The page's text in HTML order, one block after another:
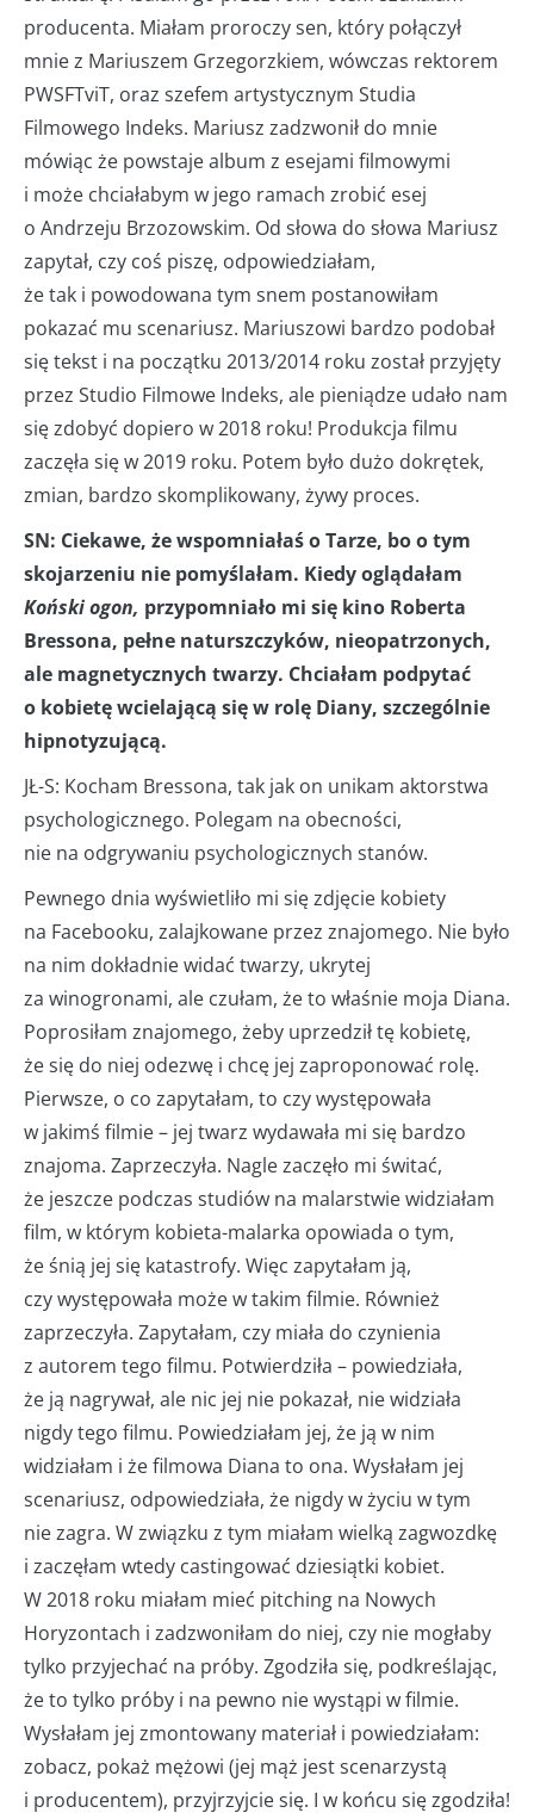
producenta. Miałam proroczy sen, który połączył
mnie z Mariuszem Grzegorzkiem, wówczas rektorem
PWSFTviT, oraz szefem artystycznym Studia
Filmowego Indeks. Mariusz zadzwonił do mnie
mówiąc że powstaje album z esejami filmowymi
i może chciałabym w jego ramach zrobić esej
o Andrzeju Brzozowskim. Od słowa do słowa Mariusz
zapytał, czy coś piszę, odpowiedziałam,
że tak i powodowana tym snem postanowiłam
pokazać mu scenariusz. Mariuszowi bardzo podobał
się tekst i na początku 2013/2014 roku został przyjęty
przez Studio Filmowe Indeks, ale pieniądze udało nam
się zdobyć dopiero w 2018 roku! Produkcja filmu
zaczęła się w 2019 roku. Potem było dużo dokrętek,
zmian, bardzo skomplikowany, żywy proces.
SN: Ciekawe, że wspomniałaś o Tarze, bo o tym
skojarzeniu nie pomyślałam. Kiedy oglądałam
Koński ogon, przypomniało mi się kino Roberta
Bressona, pełne naturszczyków, nieopatrzonych,
ale magnetycznych twarzy. Chciałam podpytać
o kobietę wcielającą się w rolę Diany, szczególnie
hipnotyzującą.
JŁ-S: Kocham Bressona, tak jak on unikam aktorstwa
psychologicznego. Polegam na obecności,
nie na odgrywaniu psychologicznych stanów.
Pewnego dnia wyświetliło mi się zdjęcie kobiety
na Facebooku, zalajkowane przez znajomego. Nie było
na nim dokładnie widać twarzy, ukrytej
za winogronami, ale czułam, że to właśnie moja Diana.
Poprosiłam znajomego, żeby uprzedził tę kobietę,
że się do niej odezwę i chcę jej zaproponować rolę.
Pierwsze, o co zapytałam, to czy występowała
w jakimś filmie – jej twarz wydawała mi się bardzo
znajoma. Zaprzeczyła. Nagle zaczęło mi świtać,
że jeszcze podczas studiów na malarstwie widziałam
film, w którym kobieta-malarka opowiada o tym,
że śnią jej się katastrofy. Więc zapytałam ją,
czy występowała może w takim filmie. Również
zaprzeczyła. Zapytałam, czy miała do czynienia
z autorem tego filmu. Potwierdziła – powiedziała,
że ją nagrywał, ale nic jej nie pokazał, nie widziała
nigdy tego filmu. Powiedziałam jej, że ją w nim
widziałam i że filmowa Diana to ona. Wysłałam jej
scenariusz, odpowiedziała, że nigdy w życiu w tym
nie zagra. W związku z tym miałam wielką zagwozdkę
i zaczęłam wtedy castingować dziesiątki kobiet.
W 2018 roku miałam mieć pitching na Nowych
Horyzontach i zadzwoniłam do niej, czy nie mogłaby
tylko przyjechać na próby. Zgodziła się, podkreślając,
że to tylko próby i na pewno nie wystąpi w filmie.
Wysłałam jej zmontowany materiał i powiedziałam:
zobacz, pokaż mężowi (jej mąż jest scenarzystą
i producentem), przyjrzyjcie się. I w końcu się zgodziła!